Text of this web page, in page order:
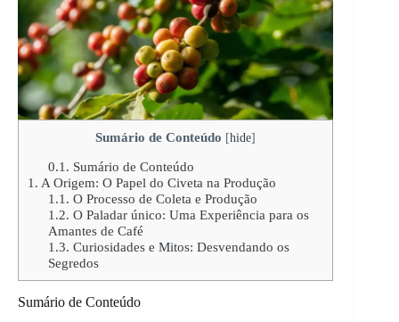
Sumário de Conteúdo [hide]
0.1. Sumário de Conteúdo
1. A Origem: O Papel do Civeta na Produção
1.1. O Processo de Coleta e Produção
1.2. O Paladar único: Uma Experiência para os
Amantes de Café
1.3. Curiosidades e Mitos: Desvendando os
Segredos
Sumário de Conteúdo